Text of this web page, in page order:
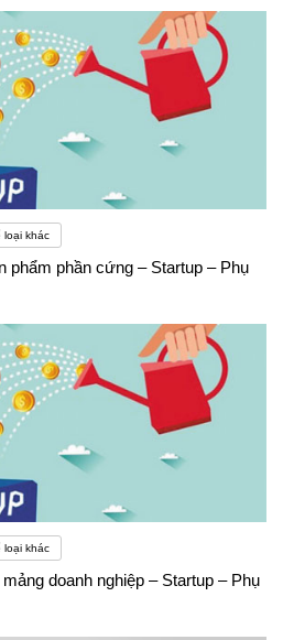
loại khác
phẩm phần cứng – Startup – Phụ
loại khác
doanh nghiệp – Startup – Phụ